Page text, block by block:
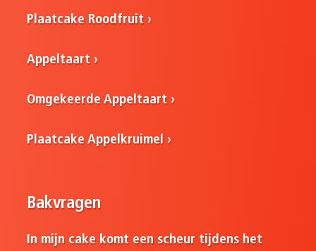
Plaatcake Roodfruit
Appeltaart
Omgekeerde Appeltaart
Plaatcake Appelkruimel
Bakvragen
In mijn cake komt een scheur tijdens het